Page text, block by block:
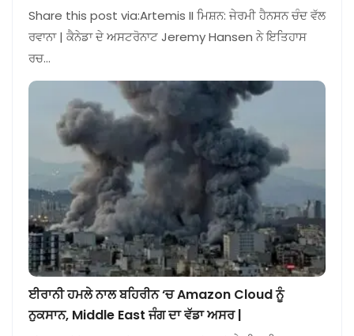
Share this post via:Artemis II ਮਿਸ਼ਨ: ਜੇਰਮੀ ਹੈਨਸਨ ਚੰਦ ਵੱਲ
ਰਵਾਨਾ | ਕੈਨੇਡਾ ਦੇ ਅਸਟਰੋਨਾਟ Jeremy Hansen ਨੇ ਇਤਿਹਾਸ
ਰਚ…
ਈਰਾਨੀ ਹਮਲੇ ਨਾਲ ਬਹਿਰੀਨ ‘ਚ Amazon Cloud ਨੂੰ
ਨੁਕਸਾਨ, Middle East ਜੰਗ ਦਾ ਵੱਡਾ ਅਸਰ |